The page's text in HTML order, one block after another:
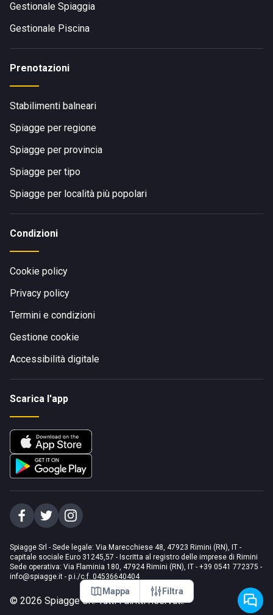
Mappa Filtra
Gestionale Spiaggia
Gestionale Piscina
Prenotazioni
Stabilimenti balneari
Spiagge per regione
Spiagge per provincia
Spiagge per tipo
Spiagge per località più popolari
Condizioni
Cookie policy
Privacy policy
Termini e condizioni
Gestione cookie
Accessibilità digitale
Scarica l'app
Spiagge Srl - Sede legale: Via Marecchiese 48, 47923 Rimini (RN), IT -
capitale sociale Euro 31245,57 - Iscritta al registro delle imprese di Rimini
Sede operativa: Via Flaminia 180, 47924 Rimini (RN), IT - +39 0541 772375 -
info@spiagge.it - p.i./c.f. 04536640404
© 2026 Spiagge Srl. Tutti i diritti riservati.